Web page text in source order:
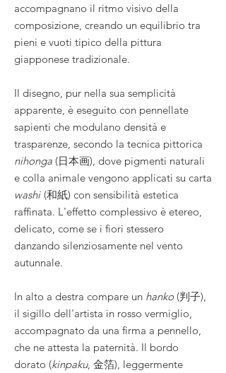
accompagnano il ritmo visivo della
composizione, creando un equilibrio tra
pieni e vuoti tipico della pittura
giapponese tradizionale.
Il disegno, pur nella sua semplicità
apparente, è eseguito con pennellate
sapienti che modulano densità e
trasparenze, secondo la tecnica pittorica
nihonga (日本画), dove pigmenti naturali
e colla animale vengono applicati su carta
washi (和紙) con sensibilità estetica
raffinata. L'effetto complessivo è etereo,
delicato, come se i fiori stessero
danzando silenziosamente nel vento
autunnale.
In alto a destra compare un hanko (判子),
il sigillo dell'artista in rosso vermiglio,
accompagnato da una firma a pennello,
che ne attesta la paternità. Il bordo
dorato (kinpaku, 金箔), leggermente